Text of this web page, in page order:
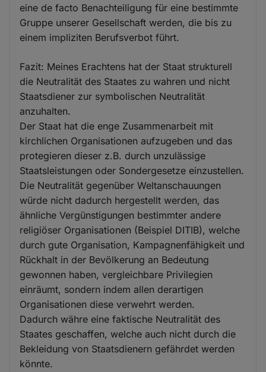
eine de facto Benachteiligung für eine bestimmte
Gruppe unserer Gesellschaft werden, die bis zu
einem impliziten Berufsverbot führt.
Fazit: Meines Erachtens hat der Staat strukturell
die Neutralität des Staates zu wahren und nicht
Staatsdiener zur symbolischen Neutralität
anzuhalten.
Der Staat hat die enge Zusammenarbeit mit
kirchlichen Organisationen aufzugeben und das
protegieren dieser z.B. durch unzulässige
Staatsleistungen oder Sondergesetze einzustellen.
Die Neutralität gegenüber Weltanschauungen
würde nicht dadurch hergestellt werden, das
ähnliche Vergünstigungen bestimmter andere
religiöser Organisationen (Beispiel DITIB), welche
durch gute Organisation, Kampagnenfähigkeit und
Rückhalt in der Bevölkerung an Bedeutung
gewonnen haben, vergleichbare Privilegien
einräumt, sondern indem allen derartigen
Organisationen diese verwehrt werden.
Dadurch währe eine faktische Neutralität des
Staates geschaffen, welche auch nicht durch die
Bekleidung von Staatsdienern gefährdet werden
könnte.